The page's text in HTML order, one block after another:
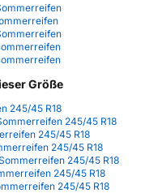
Größe
245/45 R18
245/45 R18
245/45 R18
245/45 R18
245/45 R18
245/45 R18
245/45 R18